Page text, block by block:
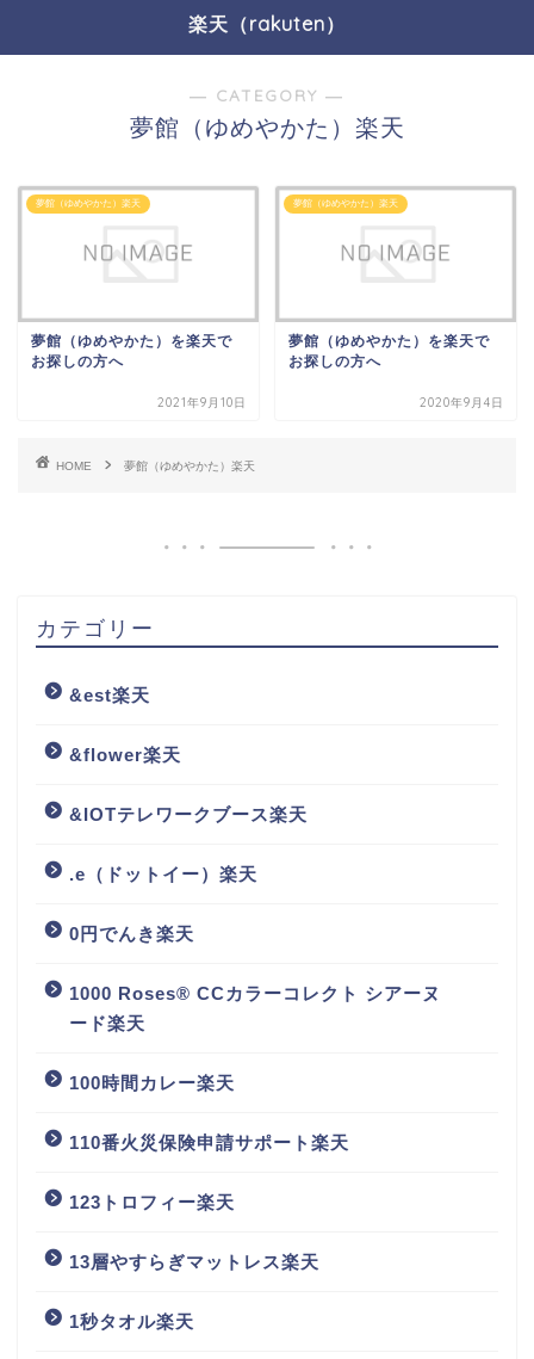
楽天（rakuten）
― CATEGORY ―
夢館（ゆめやかた）楽天
夢館（ゆめやかた）楽天
夢館（ゆめやかた）を楽天で
お探しの方へ
2021年9月10日
夢館（ゆめやかた）楽天
夢館（ゆめやかた）を楽天で
お探しの方へ
2020年9月4日
HOME 夢館（ゆめやかた）楽天
カテゴリー
&est楽天
&flower楽天
&IOTテレワークブース楽天
.e（ドットイー）楽天
0円でんき楽天
1000 Roses® CCカラーコレクト シアーヌ
ード楽天
100時間カレー楽天
110番火災保険申請サポート楽天
123トロフィー楽天
13層やすらぎマットレス楽天
1秒タオル楽天